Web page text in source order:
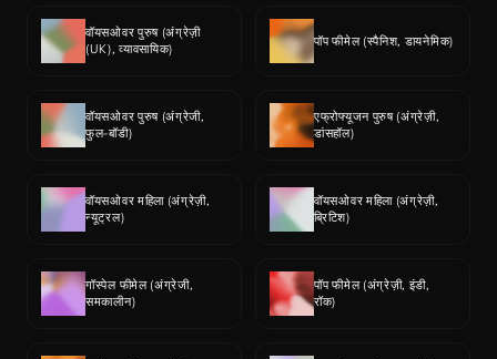
वॉयसओवर पुरुष (अंग्रेज़ी
(UK), व्यावसायिक)
पॉप फीमेल (स्पैनिश, डायनेमिक)
वॉयसओवर पुरुष (अंग्रेजी,
फुल-बॉडी)
एफ्रोफ्यूजन पुरुष (अंग्रेज़ी,
डांसहॉल)
वॉयसओवर महिला (अंग्रेज़ी,
न्यूट्रल)
वॉयसओवर महिला (अंग्रेज़ी,
ब्रिटिश)
गॉस्पेल फीमेल (अंग्रेजी,
समकालीन)
पॉप फीमेल (अंग्रेज़ी, इंडी,
रॉक)